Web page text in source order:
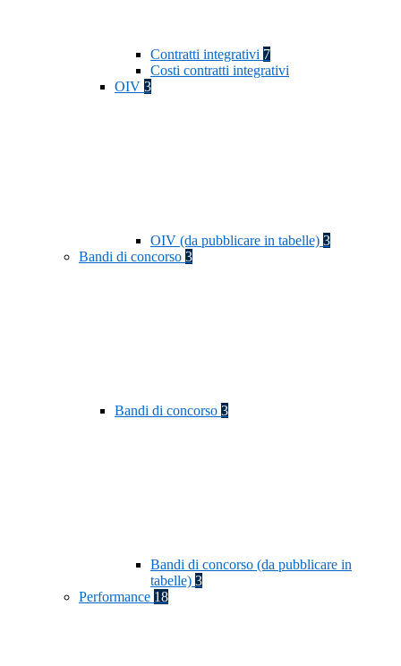
Contratti integrativi 7
Costi contratti integrativi
OIV 3
OIV (da pubblicare in tabelle) 3
Bandi di concorso 3
Bandi di concorso 3
Bandi di concorso (da pubblicare in
tabelle) 3
Performance 18